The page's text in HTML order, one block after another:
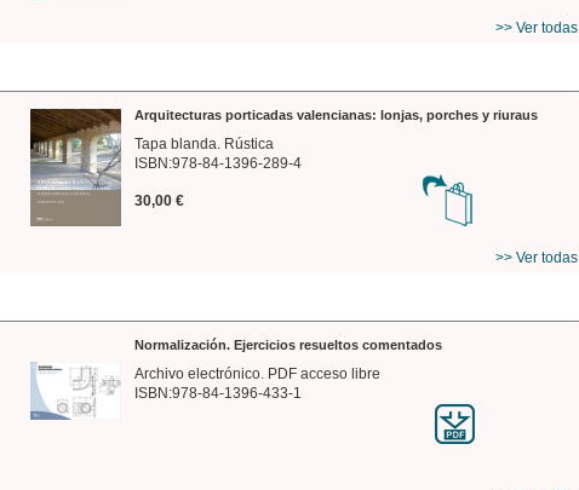
>> Ver todas
Arquitecturas porticadas valencianas: lonjas, porches y riuraus
Tapa blanda. Rústica
ISBN:978-84-1396-289-4
30,00 €
>> Ver todas
Normalización. Ejercicios resueltos comentados
Archivo electrónico. PDF acceso libre
ISBN:978-84-1396-433-1